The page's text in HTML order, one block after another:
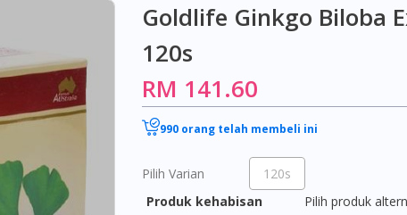
Goldlife Ginkgo Biloba
120s
RM 141.60
990 orang telah membeli ini
Pilih Varian
120s
Produk kehabisan
Pilih produk